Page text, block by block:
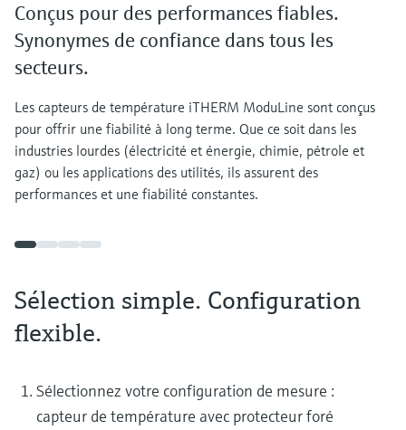
Conçus pour des performances fiables.
Synonymes de confiance dans tous les
secteurs.
Les capteurs de température iTHERM ModuLine sont conçus
pour offrir une fiabilité à long terme. Que ce soit dans les
industries lourdes (électricité et énergie, chimie, pétrole et
gaz) ou les applications des utilités, ils assurent des
performances et une fiabilité constantes.
Sélection simple. Configuration
flexible.
Sélectionnez votre configuration de mesure :
capteur de température avec protecteur foré